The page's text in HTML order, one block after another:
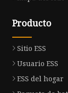
Producto
Sitio ESS
Usuario ESS
ESS del hogar